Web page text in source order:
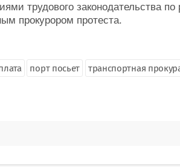
трудового законодательства
прокурором протеста.
порт посьет транспортная